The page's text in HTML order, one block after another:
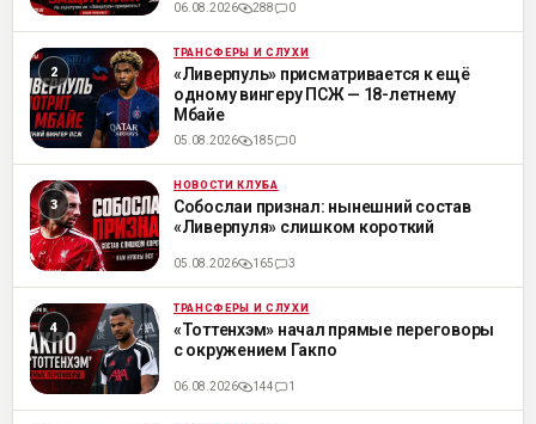
06.08.2026 288 0
ML ТРАНСФЕРЫ И СЛУХИ
«Ливерпуль» присматривается к ещё
одному вингеру ПСЖ — 18-летнему
Мбайе
05.08.2026 185 0
ML НОВОСТИ КЛУБА
Собослаи признал: нынешний состав
«Ливерпуля» слишком короткий
05.08.2026 165 3
ML ТРАНСФЕРЫ И СЛУХИ
«Тоттенхэм» начал прямые переговоры
с окружением Гакпо
06.08.2026 144 1